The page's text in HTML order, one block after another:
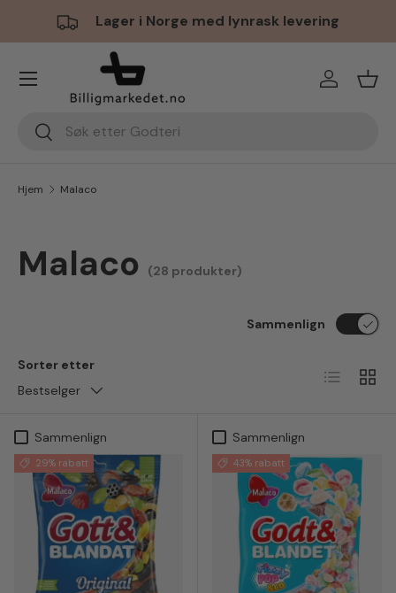
Hopp til innhold
Lager i Norge med lynrask levering
Søk
Søk
Logg inn
Meny
Hjem Malaco
Malaco (28 produkter)
Sorter etter
Bestselger
Sammenlign
Liste
Sammenlign
29% rabatt
Sammenlign
43% rabatt